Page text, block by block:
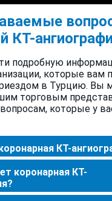
КТ-
подробную
которые вам
в Турцию. Вы
торговым
которые у
КТ-
коронарная КТ-